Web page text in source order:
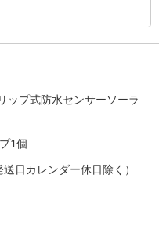
ップ式防水センサーソーラ
1個
日カレンダー休日除く）